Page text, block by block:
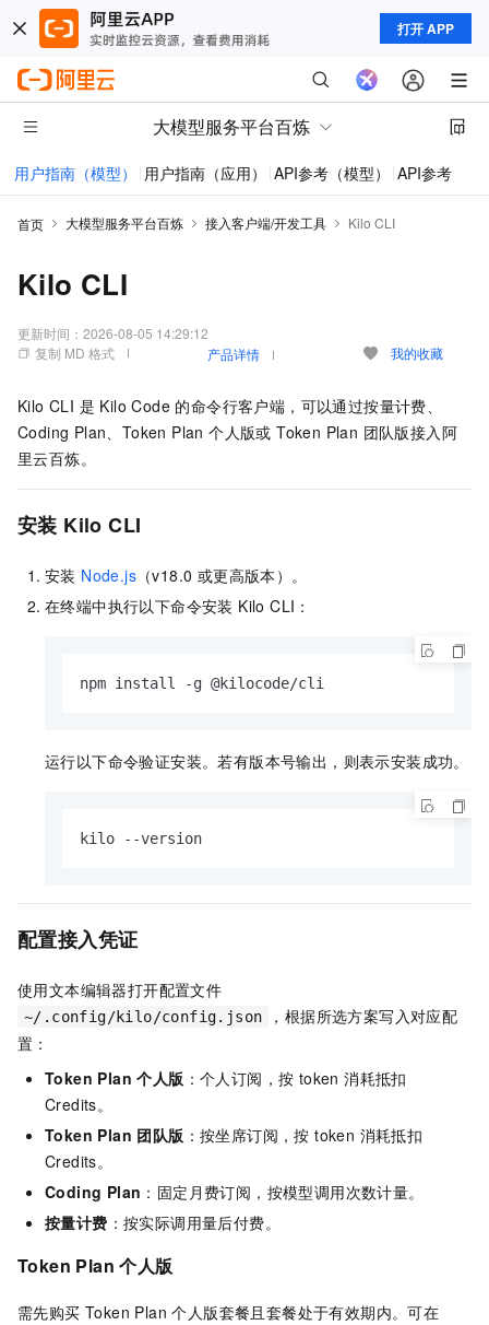
打开 APP
大模型服务平台百炼
用户指南（模型） 用户指南（应用） API参考（模型） API参考（应
首页 大模型服务平台百炼 接入客户端/开发工具 Kilo CLI
Kilo CLI
更新时间： 2026-08-05 14:29:12
复制 MD 格式
产品详情 我的收藏
Kilo CLI 是 Kilo Code 的命令行客户端，可以通过按量计费、
Coding Plan、Token Plan 个人版或 Token Plan 团队版接入阿
里云百炼。
安装 Kilo CLI
安装 Node.js （v18.0 或更高版本）。
在终端中执行以下命令安装 Kilo CLI：
npm install -g @kilocode/cli
运行以下命令验证安装。若有版本号输出，则表示安装成功。
kilo --version
配置接入凭证
使用文本编辑器打开配置文件
~/.config/kilo/config.json
，根据所选方案写入对应配
置：
Token Plan 个人版 ：个人订阅，按 token 消耗抵扣
Credits。
Token Plan 团队版 ：按坐席订阅，按 token 消耗抵扣
Credits。
Coding Plan ：固定月费订阅，按模型调用次数计量。
按量计费 ：按实际调用量后付费。
Token Plan 个人版
需先购买 Token Plan 个人版套餐且套餐处于有效期内。可在